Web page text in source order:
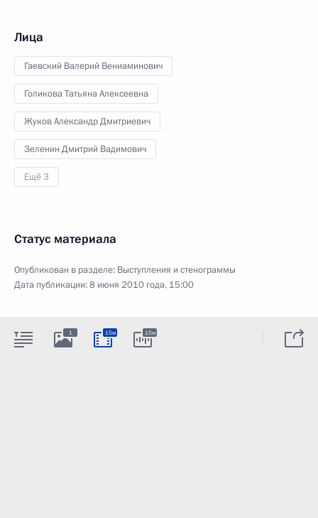
Лица
Гаевский Валерий Вениаминович
Голикова Татьяна Алексеевна
Жуков Александр Дмитриевич
Зеленин Дмитрий Вадимович
Ещё 3
Статус материала
Опубликован в разделе: Выступления и стенограммы
Дата публикации:8 июня 2010 года, 15:00
1 15м 15м